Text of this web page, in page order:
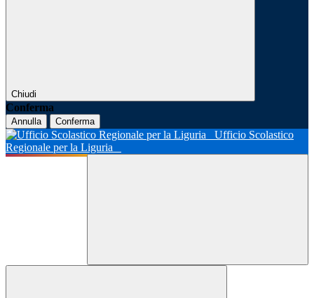
Chiudi
Conferma
Annulla Conferma
Ufficio Scolastico
Regionale per la Liguria